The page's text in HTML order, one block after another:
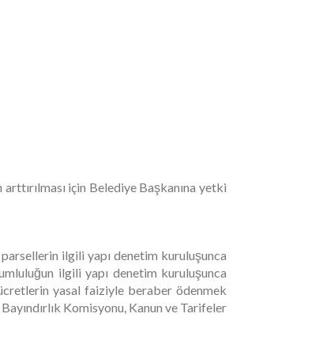
için Belediye Başkanına yetki
ilgili yapı denetim kuruluşunca
ilgili yapı denetim kuruluşunca
yasal faiziyle beraber ödenmek
Komisyonu, Kanun ve Tarifeler